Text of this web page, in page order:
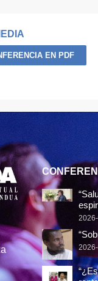
EN PDF